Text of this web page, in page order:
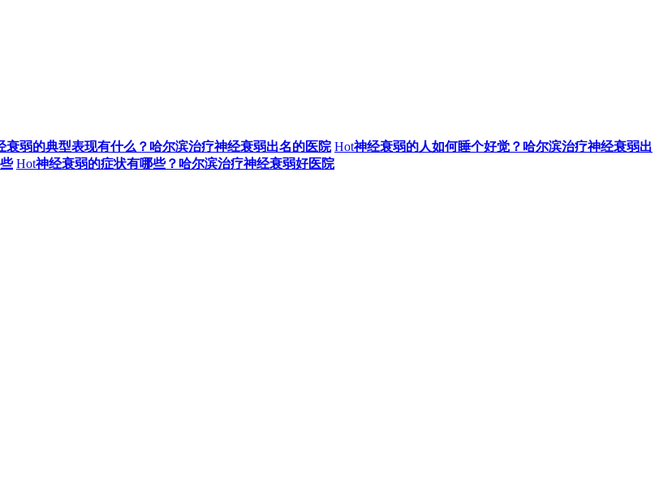
衰弱的典型表现有什么？哈尔滨治疗神经衰弱出名的医院 Hot神经衰弱的人如何睡个好觉？哈尔滨治疗神经衰弱出
Hot神经衰弱的症状有哪些？哈尔滨治疗神经衰弱好医院